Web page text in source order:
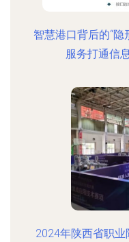
智慧港口背后的“
服务打通信
2024年陕西省职业